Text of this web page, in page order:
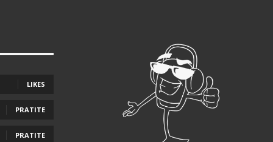
LIKES
PRATITE
PRATITE